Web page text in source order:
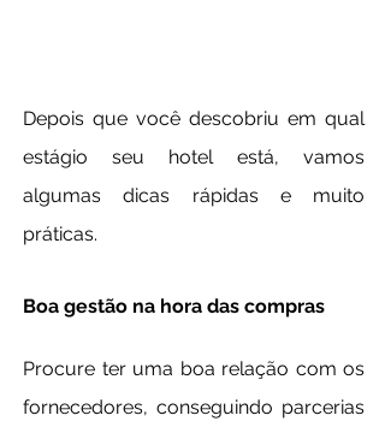
Depois que você descobriu em qual
estágio seu hotel está, vamos
algumas dicas rápidas e muito
práticas.
Boa gestão na hora das compras
Procure ter uma boa relação com os
fornecedores, conseguindo parcerias